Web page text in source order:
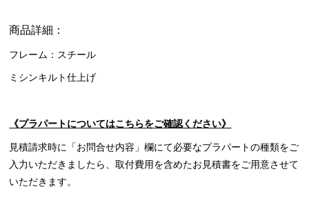
商品詳細：
フレーム：スチール
ミシンキルト仕上げ
《プラパートについてはこちらをご確認ください》
見積請求時に「お問合せ内容」欄にて必要なプラパートの種類をご
入力いただきましたら、取付費用を含めたお見積書をご用意させて
いただきます。